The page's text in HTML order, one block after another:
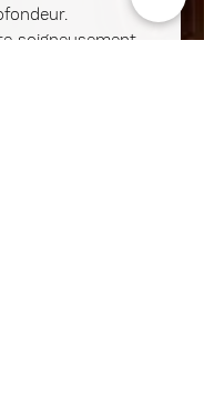
soigneusement